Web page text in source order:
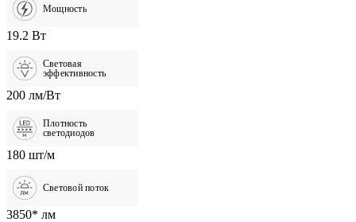
Мощность
19.2 Вт
Световая
эффективность
200 лм/Вт
Плотность
светодиодов
180 шт/м
Световой поток
3850* лм